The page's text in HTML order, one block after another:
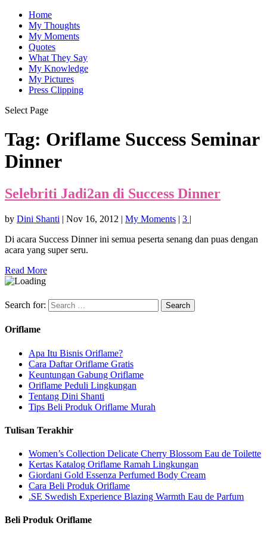
Home
My Thoughts
My Moments
Quotes
What They Say
My Knowledge
My Pictures
Press Clipping
Select Page
Tag: Oriflame Success Seminar
Dinner
Selebriti Jadi2an di Success Dinner
by Dini Shanti | Nov 16, 2012 | My Moments | 3 |
Di acara Success Dinner ini semua peserta senang dan puas dengan
acara yang super seru.
Read More
Search for:
Oriflame
Apa Itu Bisnis Oriflame?
Cara Daftar Oriflame Gratis
Keuntungan Gabung Oriflame
Oriflame Peduli Lingkungan
Tentang Dini Shanti
Tips Beli Produk Oriflame Murah
Tulisan Terakhir
Women’s Collection Delicate Cherry Blossom Eau de Toilette
Kertas Katalog Oriflame Ramah Lingkungan
Giordani Gold Essenza Perfumed Body Cream
Cara Beli Produk Oriflame
.SE Swedish Experience Blazing Warmth Eau de Parfum
Beli Produk Oriflame